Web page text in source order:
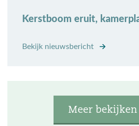
Kerstboom eruit,
Bekijk nieuwsbericht
Meer bekijken